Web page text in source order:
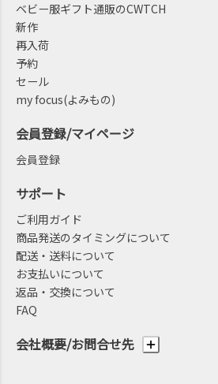
会社概要/お問合せ先
ベビー服ギフト通販のCWTCH
新作
再入荷
予約
セール
my focus(よみもの)
会員登録/マイページ
会員登録
サポート
ご利用ガイド
商品発送のタイミングについて
配送・送料について
お支払いについて
返品・交換について
FAQ